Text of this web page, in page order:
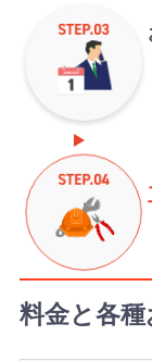
料金と各